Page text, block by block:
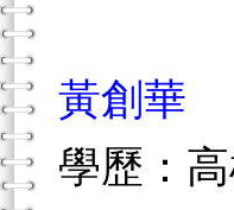
黃創華
學歷：